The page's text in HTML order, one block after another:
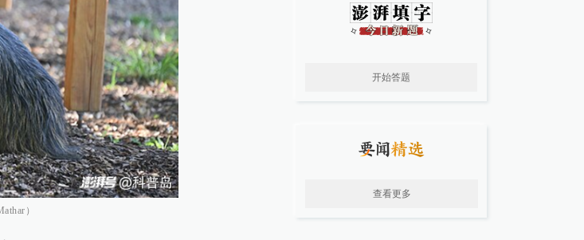
）
开始答题
查看更多